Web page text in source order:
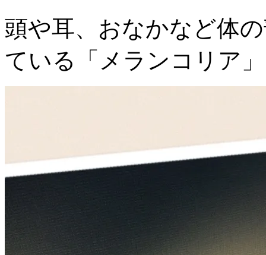
頭や耳、おなかなど体
ている「メランコリア